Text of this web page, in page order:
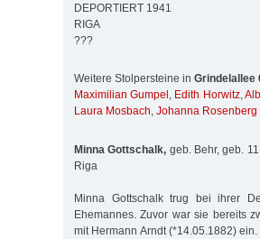
DEPORTIERT 1941
RIGA
???
Weitere Stolpersteine in Grindelallee
Maximilian Gumpel , Edith Horwitz,
Laura Mosbach, Johanna Rosenberg
Minna Gottschalk, geb. Behr, geb.
Riga
Minna Gottschalk trug bei ihrer
Ehemannes. Zuvor war sie bereits
mit Hermann Arndt (*14.05.1882)